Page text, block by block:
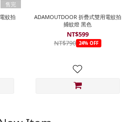
售完
蚊拍
ADAMOUTDOOR 折疊式雙用電蚊拍
捕蚊燈 黑色
NT$599
NT$790 24% OFF